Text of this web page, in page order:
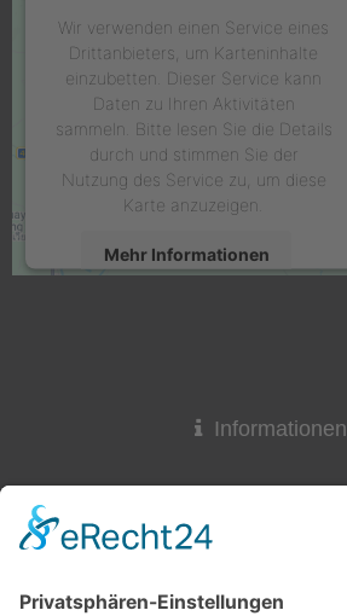
Wir verwenden einen Service eines
Drittanbieters, um Karteninhalte
einzubetten. Dieser Service kann
Daten zu Ihren Aktivitäten
sammeln. Bitte lesen Sie die Details
durch und stimmen Sie der
Nutzung des Service zu, um diese
Karte anzuzeigen.
Mehr Informationen
Informationen
AGB & Widerruf